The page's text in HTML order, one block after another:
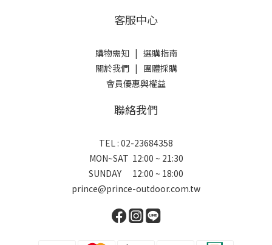
客服中心
購物需知| 選購指南
關於我們| 團體採購
會員優惠與權益
聯絡我們
TEL : 02-23684358
MON~SAT 12:00 ~ 21:30
SUNDAY 12:00 ~ 18:00
prince@prince-outdoor.com.tw